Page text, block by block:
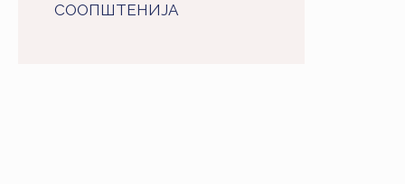
СООПШТЕНИJA